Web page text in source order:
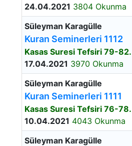
24.04.2021 3804 Okunma
Süleyman Karagülle
Kuran Seminerleri 1112
Kasas Suresi Tefsiri 79-
17.04.2021 3970 Okunma
Süleyman Karagülle
Kuran Seminerleri 1111
Kasas Suresi Tefsiri 76-
10.04.2021 4043 Okunma
Süleyman Karagülle